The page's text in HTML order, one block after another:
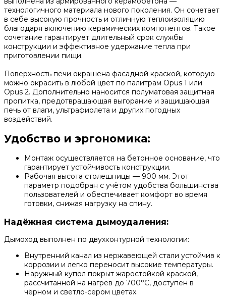
технологичного материала нового поколения. Он сочетает
в себе высокую прочность и отличную теплоизоляцию
благодаря включению керамических компонентов. Такое
сочетание гарантирует длительный срок службы
конструкции и эффективное удержание тепла при
приготовлении пищи.
Поверхность печи окрашена фасадной краской, которую
можно окрасить в любой цвет по палитрам Opus 1 или
Opus 2. Дополнительно наносится полуматовая защитная
пропитка, предотвращающая выгорание и защищающая
печь от влаги, ультрафиолета и других погодных
воздействий.
Удобство и эргономика:
Монтаж осуществляется на бетонное основание, что
гарантирует устойчивость конструкции.
Рабочая высота столешницы — 900 мм. Этот
параметр подобран с учётом удобства большинства
пользователей и обеспечивает комфорт во время
готовки, снижая нагрузку на спину.
Надёжная система дымоудаления:
Дымоход выполнен по двухконтурной технологии:
Внутренний канал из нержавеющей стали устойчив к
коррозии и легко переносит высокие температуры.
Наружный купол покрыт жаростойкой краской,
рассчитанной на нагрев до 700°C, доступен в
чёрном и светло-сером цветах.